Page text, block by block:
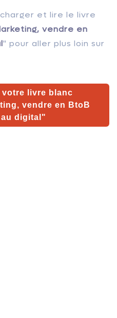
et lire le livre
vendre en
" pour aller plus loin sur
votre livre blanc
vendre en BtoB
digital"